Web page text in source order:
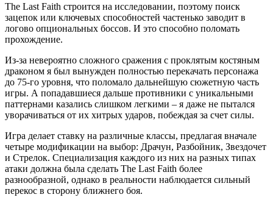
The Last Faith строится на исследовании, поэтому поиск
зацепок или ключевых способностей частенько заводит в
логово опциональных боссов. И это способно поломать
прохождение.
Из-за невероятно сложного сражения с проклятым костяным
драконом я был вынужден полностью перекачать персонажа
до 75-го уровня, что поломало дальнейшую сюжетную часть
игры. А попадавшиеся дальше противники с уникальными
паттернами казались слишком легкими – я даже не пытался
уворачиваться от их хитрых ударов, побеждая за счет силы.
Игра делает ставку на различные классы, предлагая вначале
четыре модификации на выбор: Драчун, Разбойник, Звездочет
и Стрелок. Специализация каждого из них на разных типах
атаки должна была сделать The Last Faith более
разнообразной, однако в реальности наблюдается сильный
перекос в сторону ближнего боя.